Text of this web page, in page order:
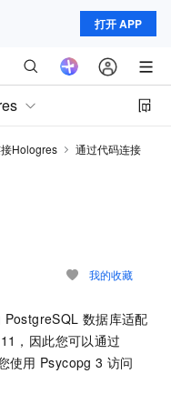
打开 APP
Hologres
通过代码连接
我的收藏
PostgreSQL 数据库适配
，因此您可以通过
使用 Psycopg 3 访问